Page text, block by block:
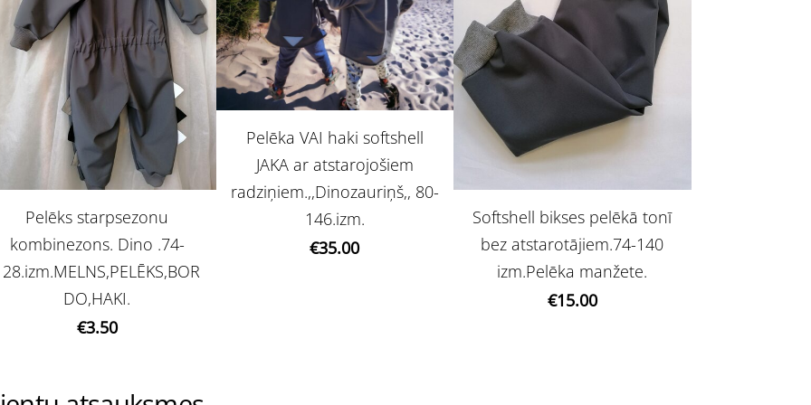
Pelēks starpsezonu
kombinezons. Dino .74-
DO,HAKI.
€3.50
Pelēka VAI haki softshell
JAKA ar atstarojošiem
radziņiem.,,Dinozauriņš,, 80-
146.izm.
€35.00
Softshell bikses pelēkā tonī
bez atstarotājiem.74-140
izm.Pelēka manžete.
€15.00